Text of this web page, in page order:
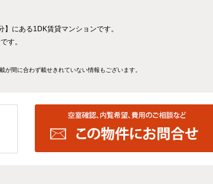
にある1DK賃貸マンションです。
す。
間に合わず載せきれていない情報もございます。